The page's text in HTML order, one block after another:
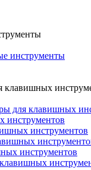
инструменты
клавишных
для клавишных
инструментов
инструментов
инструментов